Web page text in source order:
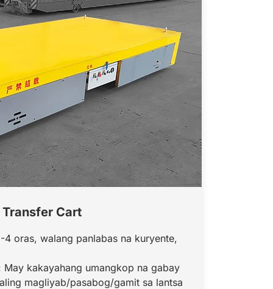
Cart
oras, walang panlabas na kuryente,
kakayahang umangkop na gabay
magliyab/pasabog/gamit sa lantsa